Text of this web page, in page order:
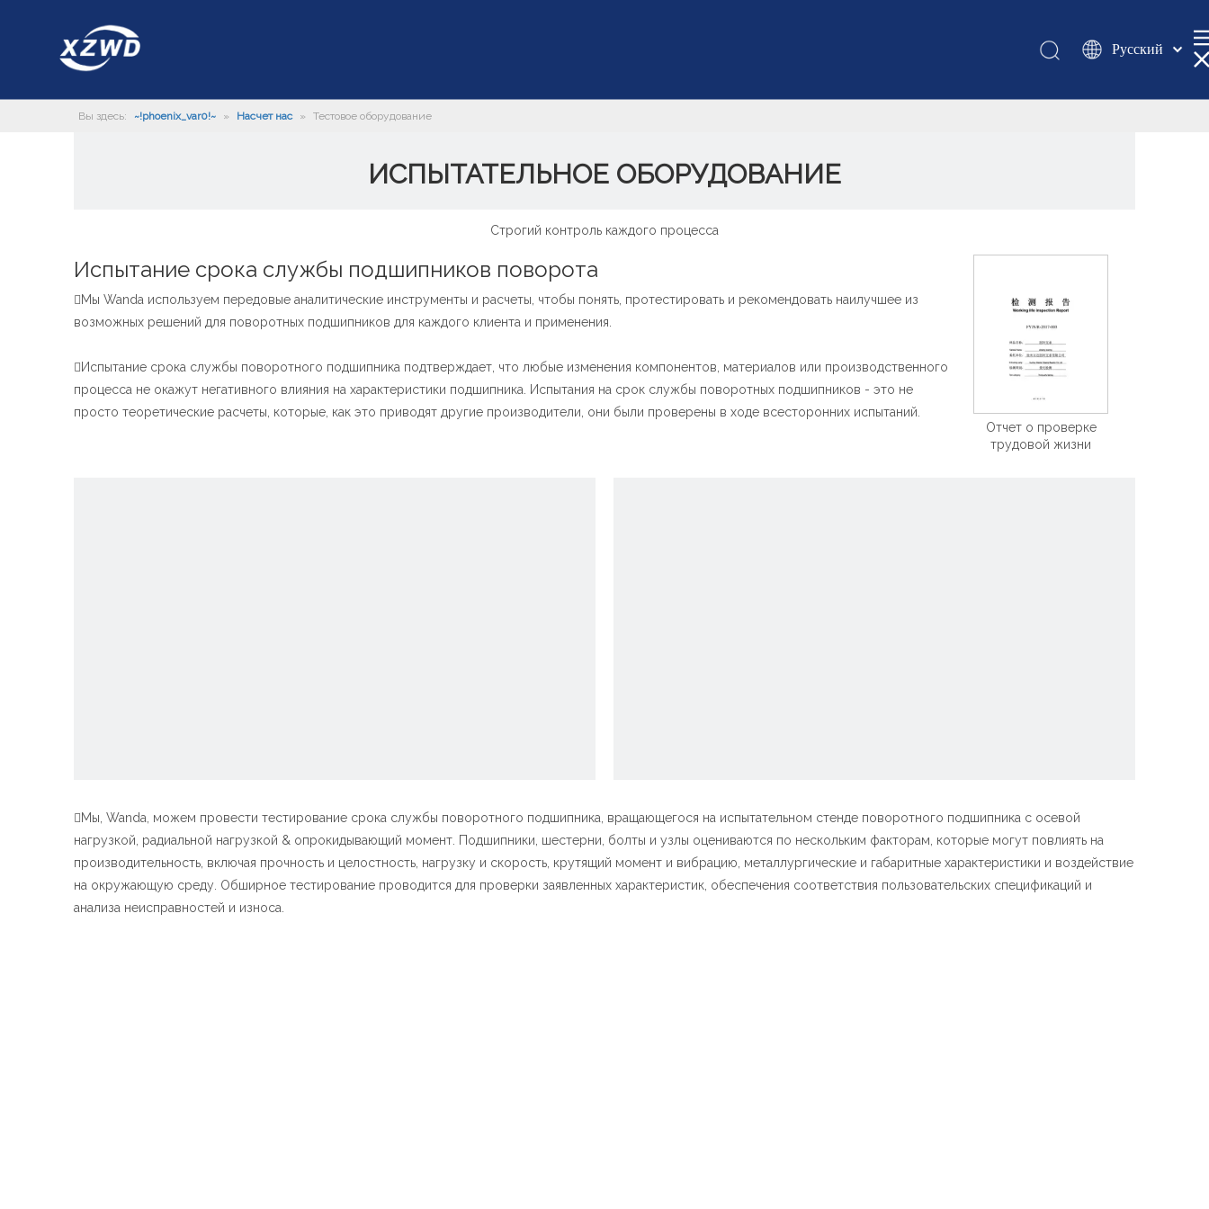
Pусский
românesc
Deutsch
Español
Вы здесь: ~!phoenix_var0!~ » Насчет нас » Тестовое оборудование
ИСПЫТАТЕЛЬНОЕ ОБОРУДОВАНИЕ
Строгий контроль каждого процесса
Испытание срока службы подшипников поворота
 Мы Wanda используем передовые аналитические инструменты и расчеты, чтобы понять, протестировать и рекомендовать наилучшее из
возможных решений для поворотных подшипников для каждого клиента и применения.
 Испытание срока службы поворотного подшипника подтверждает, что любые изменения компонентов, материалов или производственного
процесса не окажут негативного влияния на характеристики подшипника. Испытания на срок службы поворотных подшипников - это не
просто теоретические расчеты, которые, как это приводят другие производители, они были проверены в ходе всесторонних испытаний.
Отчет о проверке
трудовой жизни
 Мы, Wanda, можем провести тестирование срока службы поворотного подшипника, вращающегося на испытательном стенде поворотного подшипника с осевой
нагрузкой, радиальной нагрузкой & опрокидывающий момент. Подшипники, шестерни, болты и узлы оцениваются по нескольким факторам, которые могут повлиять на
производительность, включая прочность и целостность, нагрузку и скорость, крутящий момент и вибрацию, металлургические и габаритные характеристики и воздействие
на окружающую среду. Обширное тестирование проводится для проверки заявленных характеристик, обеспечения соответствия пользовательских спецификаций и
анализа неисправностей и износа.